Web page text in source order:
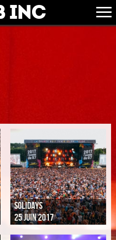
Inc
SOLIDAYS
25 JUIN 2017